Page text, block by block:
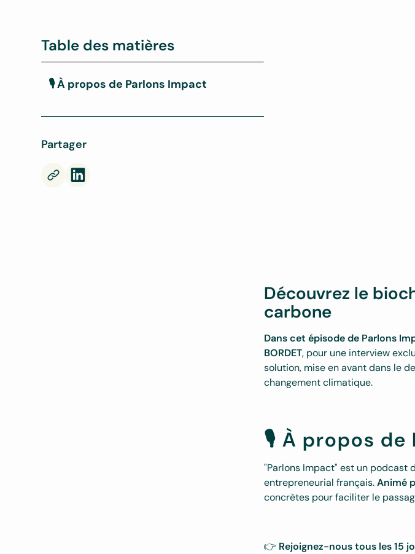
Table des matières
Découvrez le biochar, une solution
🎙 À propos de Parlons Impact
Partager
Découvrez le
carbone
Dans cet épisode de Parlons
BORDET, pour une interview
solution, mise en avant dans le
changement climatique.
🎙À propos de
"Parlons Impact" est un podcast
entrepreneurial français.Animé
concrètes pour faciliter le
👉 Rejoignez-nous tous les 15